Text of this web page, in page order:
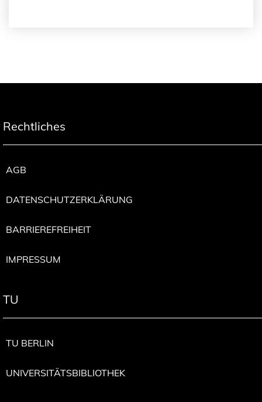
Rechtliches
AGB
DATENSCHUTZERKLÄRUNG
BARRIEREFREIHEIT
IMPRESSUM
TU
TU BERLIN
UNIVERSITÄTSBIBLIOTHEK